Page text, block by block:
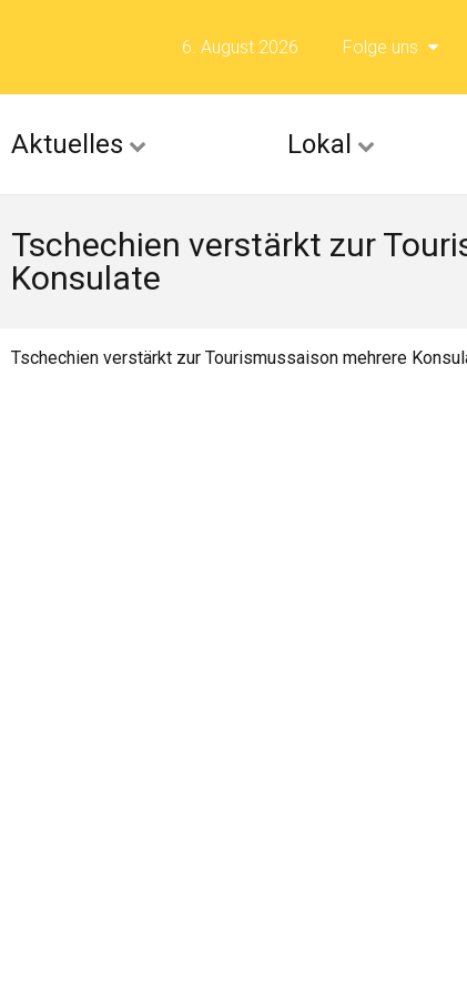
6. August 2026 Folge uns
Folge uns
Aktuelles Lokal
Tschechien verstärkt zur
Konsulate
Tschechien verstärkt zur Tourismussaison mehrere